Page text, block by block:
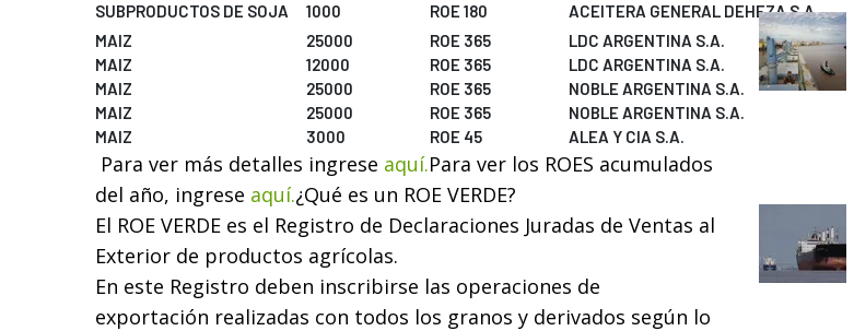
SUBPRODUCTOS DE SOJA
1000 ROE 180
ACEITERA GENERAL DEHEZA S.A.
MAIZ
25000 ROE 365
LDC ARGENTINA S.A.
MAIZ
12000 ROE 365
LDC ARGENTINA S.A.
MAIZ
25000 ROE 365
NOBLE ARGENTINA S.A.
MAIZ
25000 ROE 365
NOBLE ARGENTINA S.A.
MAIZ
3000 ROE 45 ALEA Y CIA S.A.
Para ver más detalles ingrese aquí.Para ver los ROES acumulados
del año, ingrese aquí.¿Qué es un ROE VERDE?
El ROE VERDE es el Registro de Declaraciones Juradas de Ventas al
Exterior de productos agrícolas.
En este Registro deben inscribirse las operaciones de
exportación realizadas con todos los granos y derivados según lo